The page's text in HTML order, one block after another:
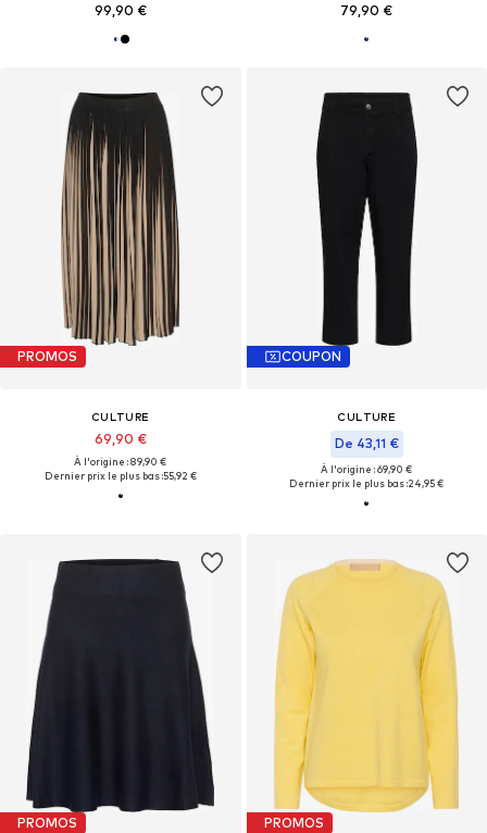
99,90 € 79,90 €
PROMOS
CULTURE
69,90 €
À l'origine : 89,90 €
Dernier prix le plus bas :55,92 €
COUPON
CULTURE
De 43,11 €
À l'origine : 69,90 €
Dernier prix le plus bas :24,95 €
PROMOS PROMOS